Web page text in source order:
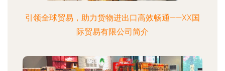
引领全球贸易，助力货物进出口高效畅通——XX国
际贸易有限公司简介